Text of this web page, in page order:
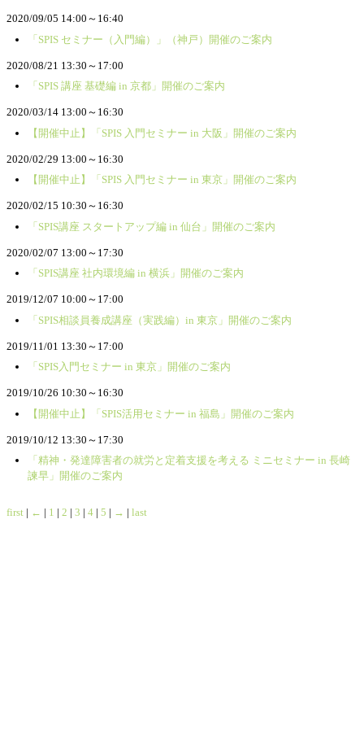
2020/09/05 14:00～16:40
「SPIS セミナー（入門編）」（神戸）開催のご案内
2020/08/21 13:30～17:00
「SPIS 講座 基礎編 in 京都」開催のご案内
2020/03/14 13:00～16:30
【開催中止】「SPIS 入門セミナー in 大阪」開催のご案内
2020/02/29 13:00～16:30
【開催中止】「SPIS 入門セミナー in 東京」開催のご案内
2020/02/15 10:30～16:30
「SPIS講座 スタートアップ編 in 仙台」開催のご案内
2020/02/07 13:00～17:30
「SPIS講座 社内環境編 in 横浜」開催のご案内
2019/12/07 10:00～17:00
「SPIS相談員養成講座（実践編）in 東京」開催のご案内
2019/11/01 13:30～17:00
「SPIS入門セミナー in 東京」開催のご案内
2019/10/26 10:30～16:30
【開催中止】「SPIS活用セミナー in 福島」開催のご案内
2019/10/12 13:30～17:30
「精神・発達障害者の就労と定着支援を考える ミニセミナー in 長崎
諫早」開催のご案内
first | ← | 1 | 2 | 3 | 4 | 5 | → | last